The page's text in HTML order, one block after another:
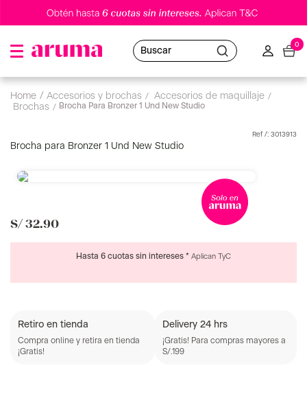
Buscar
0
accesorios y brochas
accesorios de maquillaje
brochas
Brocha Para Bronzer 1 Und New Studio
: 3013913
Brocha para Bronzer 1 Und New Studio
S/ 32.90
Hasta 6 cuotas sin intereses * Aplican TyC
Retiro en tienda
Compra online y retira en tienda
¡Gratis!
Delivery 24 hrs
¡Gratis! Para compras mayores a
S/.199